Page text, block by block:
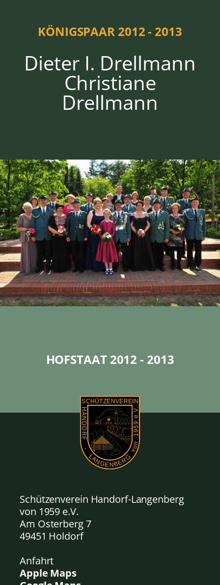
KÖNIGSPAAR 2012 - 2013
Dieter I. Drellmann
Christiane
Drellmann
2012 - 2013
HOFSTAAT 2012 - 2013
Schützenverein Handorf-Langenberg
von 1959 e.V.
Am Osterberg 7
49451 Holdorf
Anfahrt
Apple Maps